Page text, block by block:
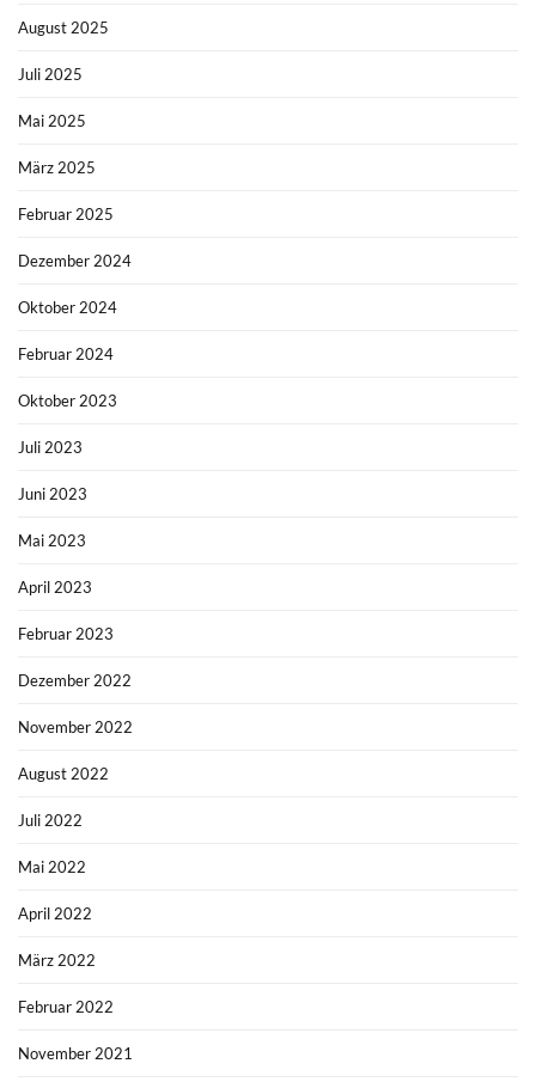
August 2025
Juli 2025
Mai 2025
März 2025
Februar 2025
Dezember 2024
Oktober 2024
Februar 2024
Oktober 2023
Juli 2023
Juni 2023
Mai 2023
April 2023
Februar 2023
Dezember 2022
November 2022
August 2022
Juli 2022
Mai 2022
April 2022
März 2022
Februar 2022
November 2021